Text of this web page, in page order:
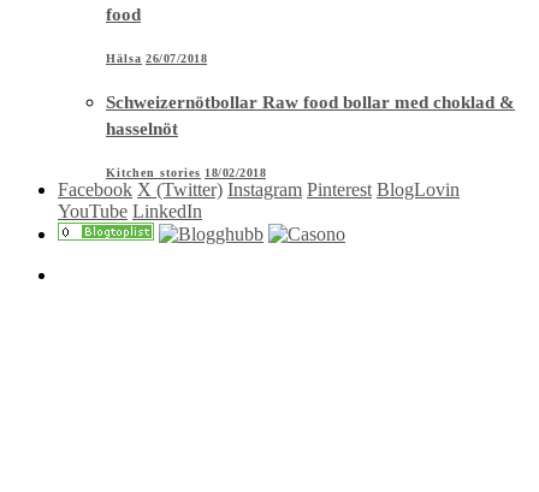
food
Hälsa 26/07/2018
Schweizernötbollar Raw food bollar med choklad &
hasselnöt
Kitchen stories 18/02/2018
Facebook X (Twitter) Instagram Pinterest BlogLovin
YouTube LinkedIn